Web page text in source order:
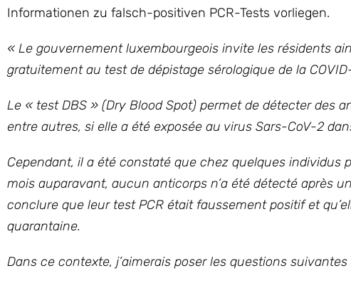
Informationen zu falsch-positiven PCR-Tests vorliegen.
« Le gouvernement luxembourgeois invite les résidents
gratuitement au test de dépistage sérologique de la
Le « test DBS » (Dry Blood Spot) permet de détecter des
entre autres, si elle a été exposée au virus Sars-CoV-2
Cependant, il a été constaté que chez quelques
mois auparavant, aucun anticorps n’a été détecté après
conclure que leur test PCR était faussement positif et
quarantaine.
Dans ce contexte, j’aimerais poser les questions